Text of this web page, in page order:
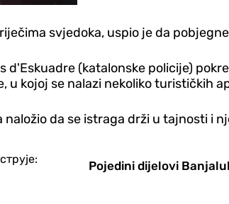
svjedoka, uspio je da
d'Eskuadre (katalonske policije)
u kojoj se nalazi nekoliko turističkih
da se istraga drži u tajnosti i
Pojedini dijelovi